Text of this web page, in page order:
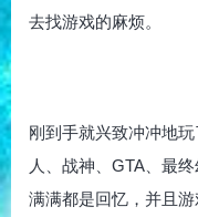
去找游戏的麻烦。
刚到手就兴致冲冲地
人、战神、GTA、最
满满都是回忆，并且